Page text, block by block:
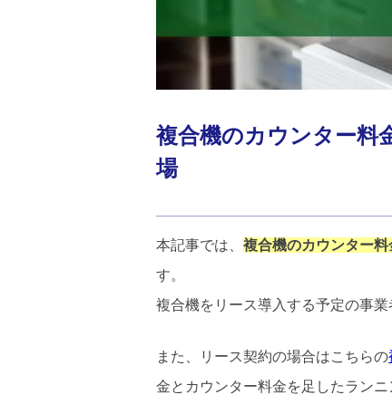
複合機のカウンター料
場
本記事では、複合機のカウンター
す。
複合機をリース導入する予定の事業
また、リース契約の場合はこちらの
金とカウンター料金を足したランニ